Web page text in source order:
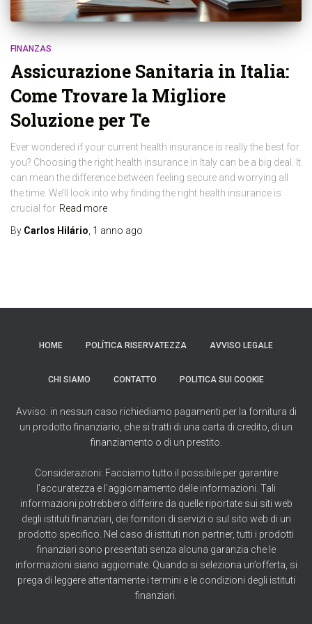
FINANZAS
Assicurazione Sanitaria in Italia:
Come Trovare la Migliore
Soluzione per Te
Ever wondered if your current health insurance is really the best for
you? Choosing the right health insurance in Italy can be a big deal. It
can mean the difference between feeling secure and worrying all
the time. We’ll look into why finding the right health insurance is
crucial for Read more
By Carlos Hilário 1 anno ago
HOME POLÍTICA RISERVATEZZA AVVISO LEGALE
CHI SIAMO CONTATTO POLITICA SUI COOKIE
Avviso: in nessun caso richiediamo pagamenti per la fornitura di
un prodotto finanziario, che si tratti di una carta di credito, di un
finanziamento o di un prestito.
Considerazioni: Facciamo tutto il possibile per garantire
l’accuratezza e l’aggiornamento delle informazioni. Tali
informazioni potrebbero differire da quelle riportate sui siti web
degli istituti finanziari, dei fornitori di servizi o sul sito web di un
prodotto specifico. Nel caso di istituti non partner, tutti i prodotti
finanziari sono presentati senza alcuna garanzia che le
informazioni siano aggiornate. Quando si seleziona un’offerta, si
prega di leggere attentamente i termini e le condizioni degli istituti
finanziari.